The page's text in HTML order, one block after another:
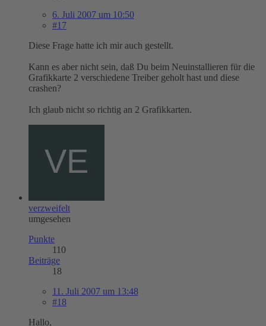
6. Juli 2007 um 10:50
#17
Diese Frage hatte ich mir auch gestellt.
Kann es aber nicht sein, daß Du beim Neuinstallieren für die
Grafikkarte 2 verschiedene Treiber geholt hast und diese
crashen?
Ich glaub nicht so richtig an 2 Grafikkarten.
verzweifelt
umgesehen
Punkte
110
Beiträge
18
11. Juli 2007 um 13:48
#18
Hallo,